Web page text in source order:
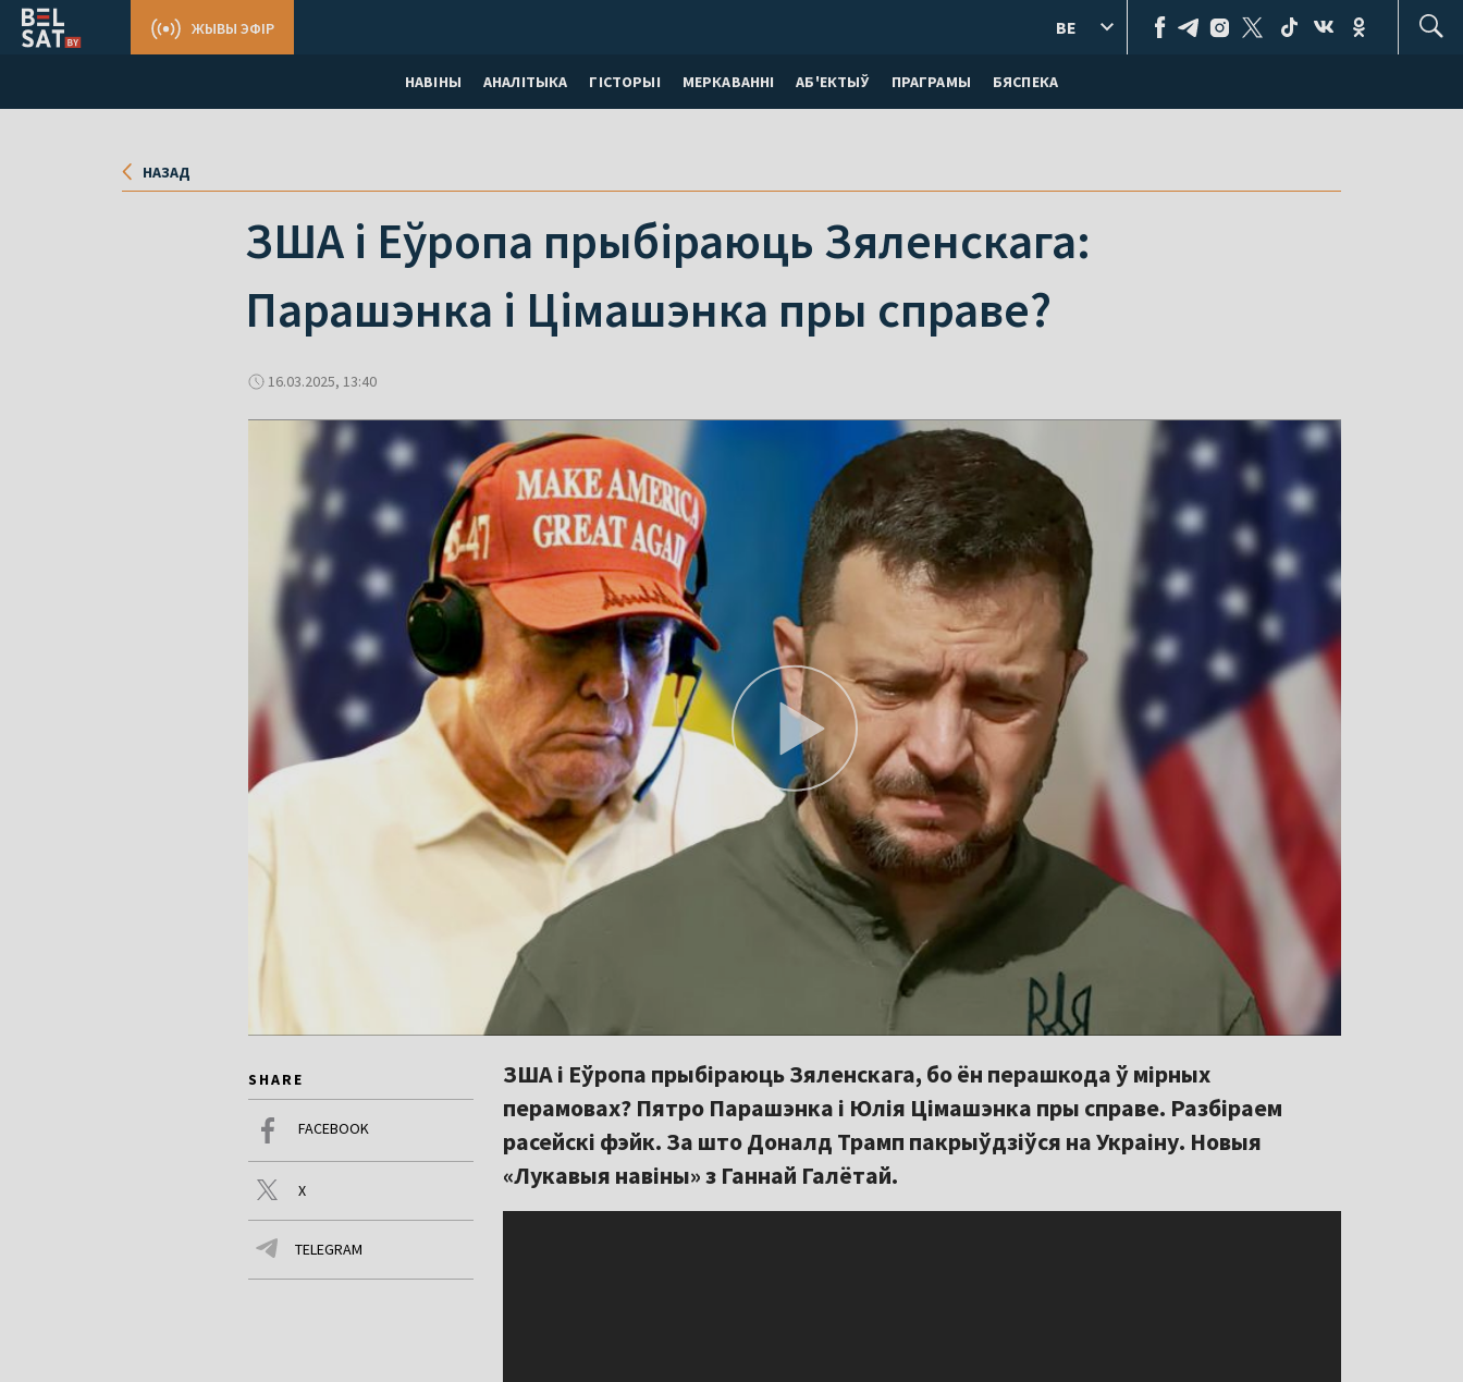
НАВІНЫ АНАЛІТЫКА ГІСТОРЫІ МЕРКАВАННI АБ'ЕКТЫЎ ПРАГРАМЫ БЯСПЕКА
ЖЫВЫ ЭФІР BE
НАЗАД
ЗША і Еўропа прыбіраюць Зяленскага:
Парашэнка і Цімашэнка пры справе?
16.03.2025, 13:40
SHARE
FACEBOOK
X
TELEGRAM
ЗША і Еўропа прыбіраюць Зяленскага, бо ён перашкода ў мірных
перамовах? Пятро Парашэнка і Юлія Цімашэнка пры справе. Разбіраем
расейскі фэйк. За што Доналд Трамп пакрыўдзіўся на Украіну. Новыя
«Лукавыя навіны» з Ганнай Галётай.